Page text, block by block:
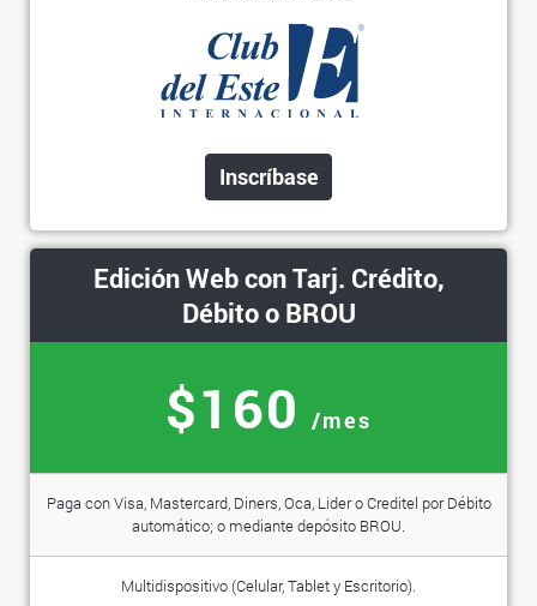
Inscríbase
Edición Web con Tarj. Crédito,
Débito o BROU
$160 /mes
Paga con Visa, Mastercard, Diners, Oca, Lider o Creditel por Débito
automático; o mediante depósito BROU.
Multidispositivo (Celular, Tablet y Escritorio).